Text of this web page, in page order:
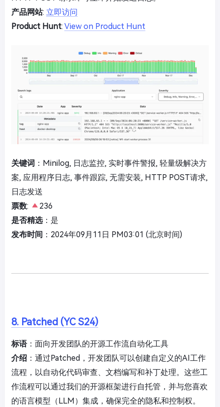
产品网站: 立即访问
Product Hunt: View on Product Hunt
关键词 ：Minilog, 日志监控, 实时事件警报, 轻量级解决方
案, 应用程序日志, 事件跟踪, 无需安装, HTTP POST请求,
日志发送
票数:
236
是否精选：是
发布时间 ：2024年09月11日 PM03:01 (北京时间)
8. Patched (YC S24)
标语：面向开发团队的开源工作流自动化工具
介绍 ：通过Patched，开发团队可以创建自定义的AI工作
流程，以自动化代码审查、文档编写和补丁处理。这些工
作流程可以通过我们的开源框架进行自托管，并与您喜欢
的语言模型（LLM）集成，确保完全的隐私和控制权。